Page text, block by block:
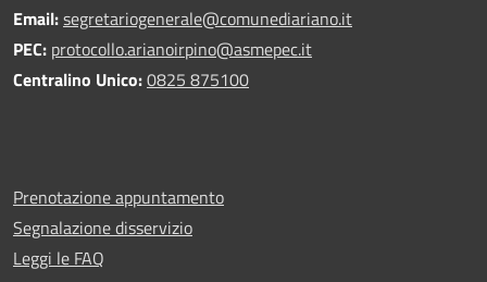
Email:segretariogenerale@comunediariano.it
PEC: protocollo.arianoirpino@asmepec.it
Centralino Unico:0825 875100
Prenotazione appuntamento
Segnalazione disservizio
Leggi le FAQ